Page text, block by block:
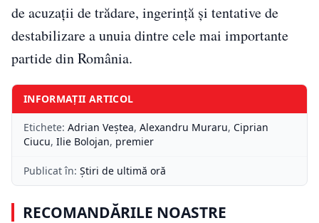
de acuzații de trădare, ingerință și tentative de
destabilizare a unuia dintre cele mai importante
partide din România.
INFORMAȚII ARTICOL
Etichete: Adrian Veştea, Alexandru Muraru, Ciprian
Ciucu, Ilie Bolojan, premier
Publicat în: Știri de ultimă oră
RECOMANDĂRILE NOASTRE